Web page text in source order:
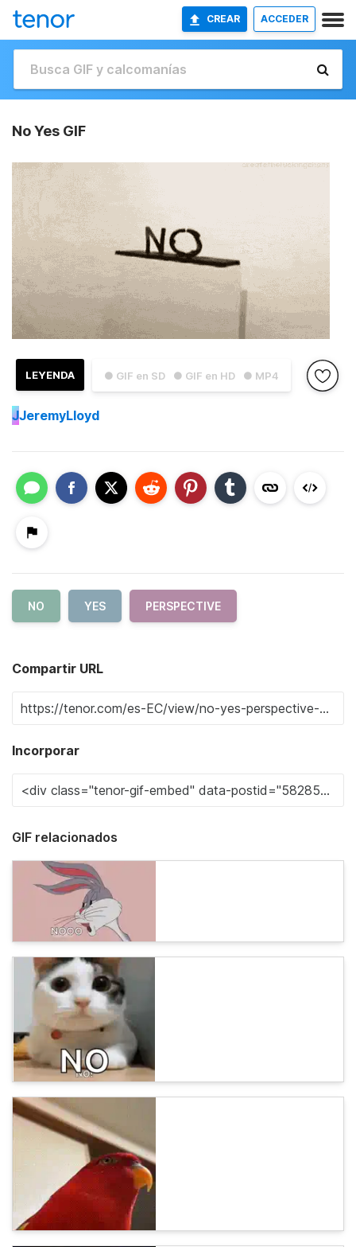
CREAR ACCEDER
No Yes GIF
● GIF en SD ● GIF en HD ● MP4
LEYENDA
JJeremyLloyd
NO YES PERSPECTIVE
Compartir URL
Incorporar
GIF relacionados